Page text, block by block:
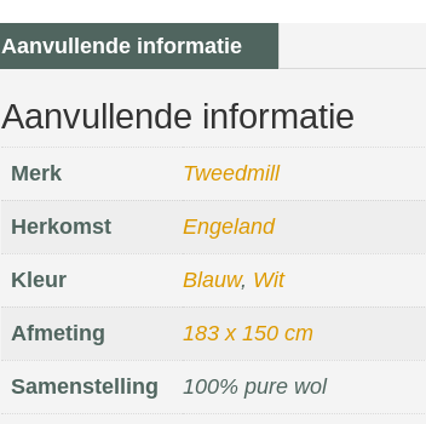
Aanvullende informatie
Aanvullende informatie
Merk Tweedmill
Herkomst Engeland
Kleur Blauw, Wit
Afmeting 183 x 150 cm
Samenstelling 100% pure wol